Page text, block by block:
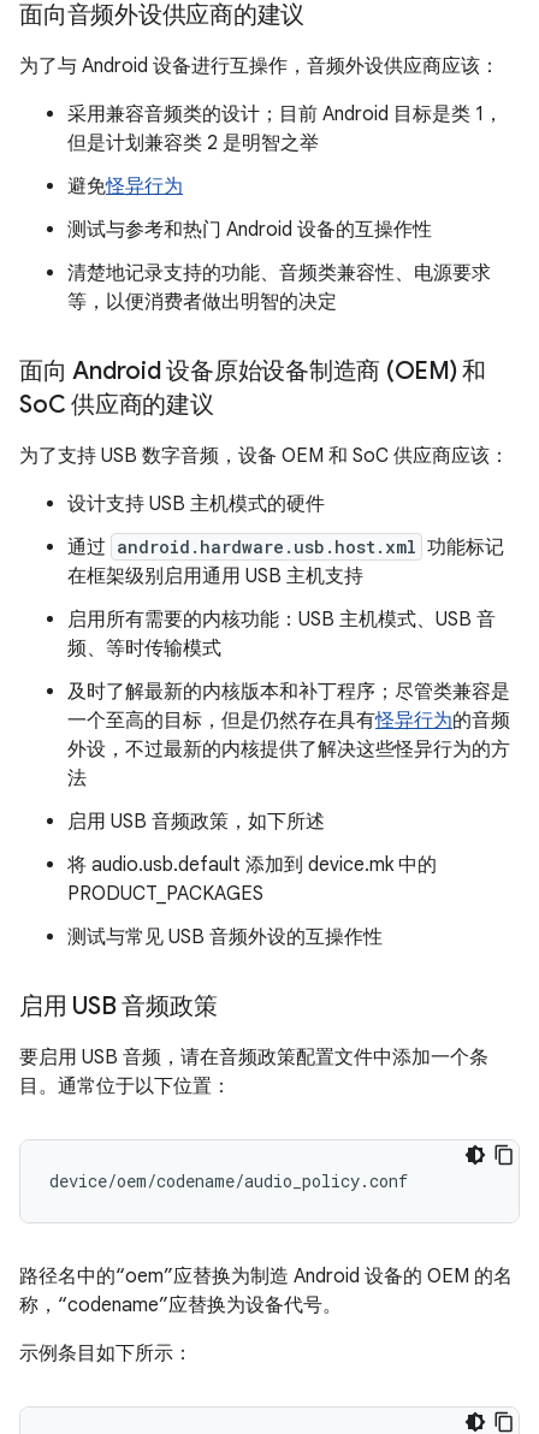
面向音频外设供应商的建议
为了与 Android 设备进行互操作，音频外设供应商应该：
采用兼容音频类的设计；目前 Android 目标是类 1，
但是计划兼容类 2 是明智之举
避免怪异行为
测试与参考和热门 Android 设备的互操作性
清楚地记录支持的功能、音频类兼容性、电源要求
等，以便消费者做出明智的决定
面向 Android 设备原始设备制造商 (OEM) 和
SoC 供应商的建议
为了支持 USB 数字音频，设备 OEM 和 SoC 供应商应该：
设计支持 USB 主机模式的硬件
通过 android.hardware.usb.host.xml 功能标记
在框架级别启用通用 USB 主机支持
启用所有需要的内核功能：USB 主机模式、USB 音
频、等时传输模式
及时了解最新的内核版本和补丁程序；尽管类兼容是
一个至高的目标，但是仍然存在具有怪异行为的音频
外设，不过最新的内核提供了解决这些怪异行为的方
法
启用 USB 音频政策，如下所述
将 audio.usb.default 添加到 device.mk 中的
PRODUCT_PACKAGES
测试与常见 USB 音频外设的互操作性
启用 USB 音频政策
要启用 USB 音频，请在音频政策配置文件中添加一个条
目。通常位于以下位置：
路径名中的“oem”应替换为制造 Android 设备的 OEM 的名
称，“codename”应替换为设备代号。
示例条目如下所示：